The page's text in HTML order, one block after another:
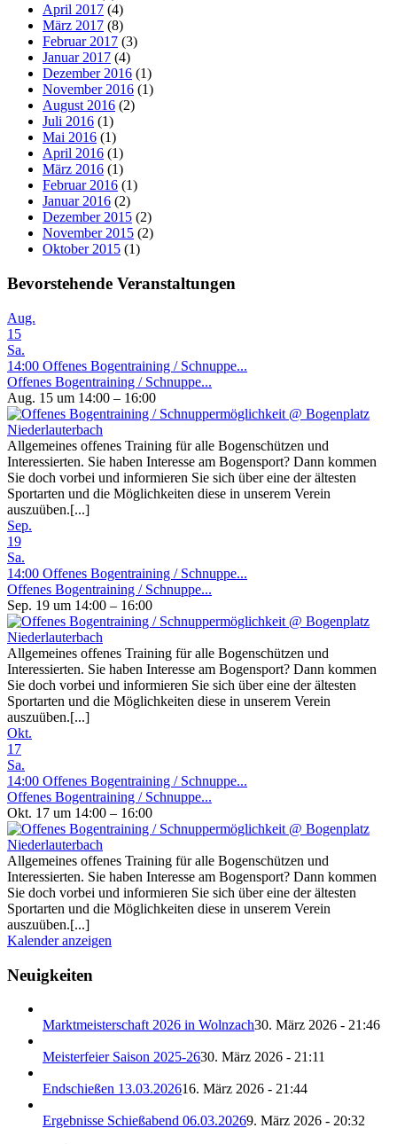
April 2017 (4)
März 2017 (8)
Februar 2017 (3)
Januar 2017 (4)
Dezember 2016 (1)
November 2016 (1)
August 2016 (2)
Juli 2016 (1)
Mai 2016 (1)
April 2016 (1)
März 2016 (1)
Februar 2016 (1)
Januar 2016 (2)
Dezember 2015 (2)
November 2015 (2)
Oktober 2015 (1)
Bevorstehende Veranstaltungen
Aug.
15
Sa.
14:00 Offenes Bogentraining / Schnuppe...
Offenes Bogentraining / Schnuppe...
Aug. 15 um 14:00 – 16:00
Allgemeines offenes Training für alle Bogenschützen und
Interessierten. Sie haben Interesse am Bogensport? Dann kommen
Sie doch vorbei und informieren Sie sich über eine der ältesten
Sportarten und die Möglichkeiten diese in unserem Verein
auszuüben.[...]
Sep.
19
Sa.
14:00 Offenes Bogentraining / Schnuppe...
Offenes Bogentraining / Schnuppe...
Sep. 19 um 14:00 – 16:00
Allgemeines offenes Training für alle Bogenschützen und
Interessierten. Sie haben Interesse am Bogensport? Dann kommen
Sie doch vorbei und informieren Sie sich über eine der ältesten
Sportarten und die Möglichkeiten diese in unserem Verein
auszuüben.[...]
Okt.
17
Sa.
14:00 Offenes Bogentraining / Schnuppe...
Offenes Bogentraining / Schnuppe...
Okt. 17 um 14:00 – 16:00
Allgemeines offenes Training für alle Bogenschützen und
Interessierten. Sie haben Interesse am Bogensport? Dann kommen
Sie doch vorbei und informieren Sie sich über eine der ältesten
Sportarten und die Möglichkeiten diese in unserem Verein
auszuüben.[...]
Kalender anzeigen
Neuigkeiten
Marktmeisterschaft 2026 in Wolnzach30. März 2026 - 21:46
Meisterfeier Saison 2025-2630. März 2026 - 21:11
Endschießen 13.03.202616. März 2026 - 21:44
Ergebnisse Schießabend 06.03.20269. März 2026 - 20:32